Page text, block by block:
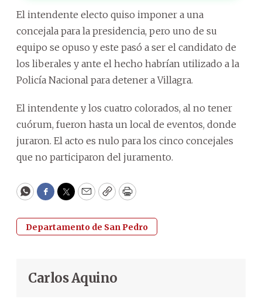
El intendente electo quiso imponer a una
concejala para la presidencia, pero uno de su
equipo se opuso y este pasó a ser el candidato de
los liberales y ante el hecho habrían utilizado a la
Policía Nacional para detener a Villagra.
El intendente y los cuatro colorados, al no tener
cuórum, fueron hasta un local de eventos, donde
juraron. El acto es nulo para los cinco concejales
que no participaron del juramento.
WhatsApp
Facebook
Twitter
EmailCopyPrint
Departamento de San Pedro
Carlos Aquino